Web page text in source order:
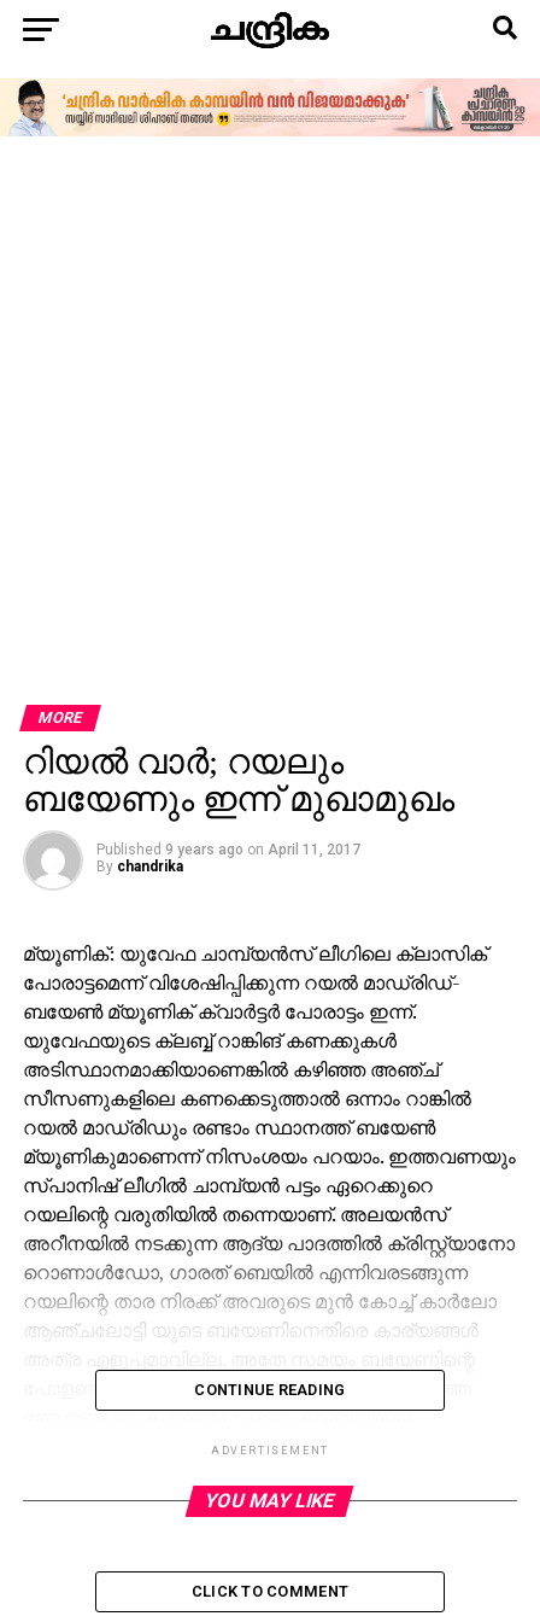
MORE
റിയല്‍ വാര്‍; റയലും
ബയേണും ഇന്ന് മുഖാമുഖം
Published 9 years ago on April 11, 2017
By chandrika
മ്യൂണിക്: യുവേഫ ചാമ്പ്യന്‍സ് ലീഗിലെ ക്ലാസിക്
പോരാട്ടമെന്ന് വിശേഷിപ്പിക്കുന്ന റയല്‍ മാഡ്രിഡ്-
ബയേണ്‍ മ്യൂണിക് ക്വാര്‍ട്ടര്‍ പോരാട്ടം ഇന്ന്.
യുവേഫയുടെ ക്ലബ്ബ് റാങ്കിങ് കണക്കുകള്‍
അടിസ്ഥാനമാക്കിയാണെങ്കില്‍ കഴിഞ്ഞ അഞ്ച്
സീസണുകളിലെ കണക്കെടുത്താല്‍ ഒന്നാം റാങ്കില്‍
റയല്‍ മാഡ്രിഡും രണ്ടാം സ്ഥാനത്ത് ബയേണ്‍
മ്യൂണികുമാണെന്ന് നിസംശയം പറയാം. ഇത്തവണയും
സ്പാനിഷ് ലീഗില്‍ ചാമ്പ്യന്‍ പട്ടം ഏറെക്കുറെ
റയലിന്റെ വരുതിയില്‍ തന്നെയാണ്. അലയന്‍സ്
അറീനയില്‍ നടക്കുന്ന ആദ്യ പാദത്തില്‍ ക്രിസ്റ്റ്യാനോ
റൊണാള്‍ഡോ, ഗാരത് ബെയില്‍ എന്നിവരടങ്ങുന്ന
റയലിന്റെ താര നിരക്ക് അവരുടെ മുന്‍ കോച്ച് കാര്‍ലോ
ആഞ്ചലോട്ടി യുടെ ബയേണിനെതിരെ കാര്യങ്ങള്‍
പോളണ്ട് താരം റോബര്‍ട്ട് ലെവന്റോസ്‌കി ഇന്നത്തെ
മത്സരത്തില്‍ കളിക്കുമോ എന്ന കാര്യത്തില്‍
അവ്യക്തത തുടരുകയാണ്. എന്നാല്‍ സ്റ്റാര്‍
ആഞ്ചലോട്ടി പറയുന്നത്. ശനിയാഴ്ച നടന്ന
ആഞ്ചലോട്ടി കൂട്ടിച്ചേര്‍ത്തു. സസ്‌പെന്‍ഷനു ശേഷം
CONTINUE READING
ADVERTISEMENT
YOU MAY LIKE
CLICK TO COMMENT